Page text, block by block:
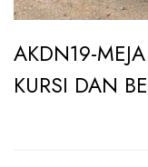
AKDN19-
KURSI DAN